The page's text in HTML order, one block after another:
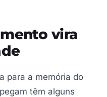
vira
para a memória do
têm alguns